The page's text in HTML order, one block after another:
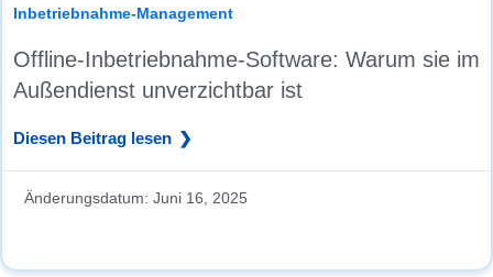
Inbetriebnahme-Management
Offline-Inbetriebnahme-Software: Warum sie im
Außendienst unverzichtbar ist
Diesen Beitrag lesen
Änderungsdatum: Juni 16, 2025